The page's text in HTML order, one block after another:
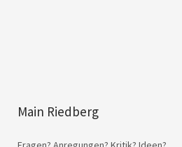
Main Riedberg